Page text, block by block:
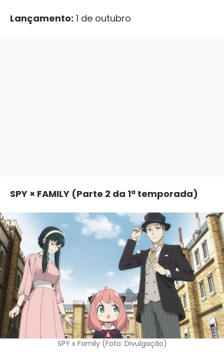
Lançamento: 1 de outubro
SPY × FAMILY (Parte 2 da 1ª temporada)
SPY x Family (Foto: Divulgação)